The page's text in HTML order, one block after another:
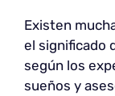
Existen
el significado
según los
sueños y